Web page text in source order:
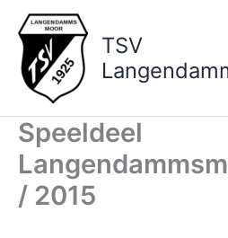
Inhalt
springen
TSV
Speeldeel
/ 2015